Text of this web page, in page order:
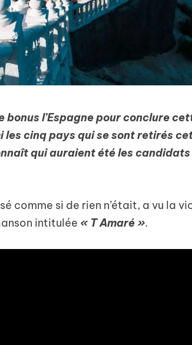
bonus l’Espagne pour conclure
cinq pays qui se sont retirés
qui auraient été les
comme si de rien n’était, a vu la
intitulée « T Amaré ».